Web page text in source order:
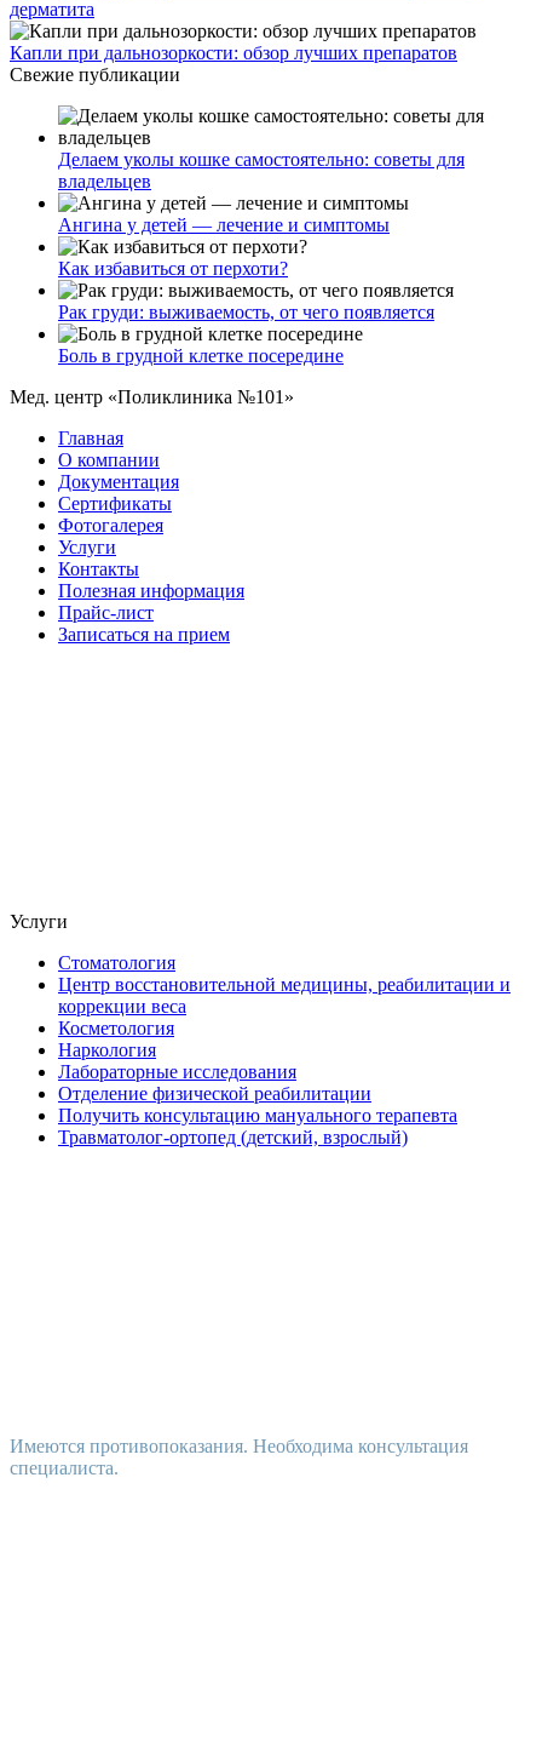
дерматита
Капли при дальнозоркости: обзор лучших препаратов
Свежие публикации
Делаем уколы кошке самостоятельно: советы для
владельцев
Ангина у детей — лечение и симптомы
Как избавиться от перхоти?
Рак груди: выживаемость, от чего появляется
Боль в грудной клетке посередине
Мед. центр «Поликлиника №101»
Главная
О компании
Документация
Сертификаты
Фотогалерея
Услуги
Контакты
Полезная информация
Прайс-лист
Записаться на прием
Услуги
Стоматология
Центр восстановительной медицины, реабилитации и
коррекции веса
Косметология
Наркология
Лабораторные исследования
Отделение физической реабилитации
Получить консультацию мануального терапевта
Травматолог-ортопед (детский, взрослый)
Имеются противопоказания. Необходима консультация
специалиста.